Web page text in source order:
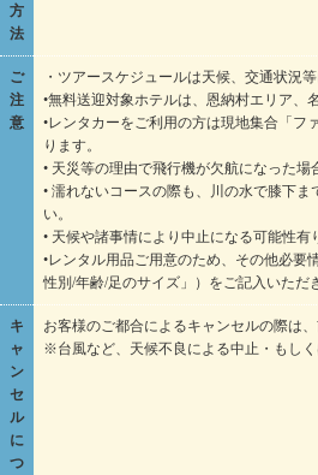
方
法
ご
注
意
・ツアースケジュールは天候、交通状況
•無料送迎対象ホテルは、恩納村エリア、
•レンタカーをご利用の方は現地集合「
ります。
• 天災等の理由で飛行機が欠航になった
• 濡れないコースの際も、川の水で膝下
い。
• 天候や諸事情により中止になる可能性有
•レンタル用品ご用意のため、その他必要
性別/年齢/足のサイズ」）をご記入いただ
キ
ャ
ン
セ
ル
に
つ
お客様のご都合によるキャンセルの際は
※台風など、天候不良による中止・もし